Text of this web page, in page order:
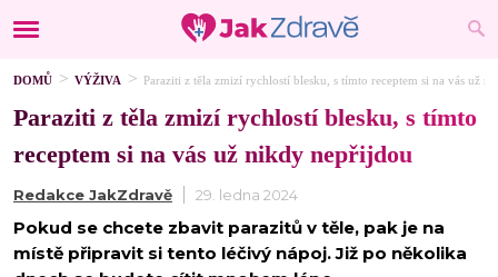
DOMŮ VÝŽIVA Paraziti z těla zmizí rychlostí blesku, s tímto receptem si na vás už
Paraziti z těla zmizí rychlostí blesku, s tímto
receptem si na vás už nikdy nepřijdou
Redakce JakZdravě 29. ledna 2024
Pokud se chcete zbavit parazitů v těle, pak je na
místě připravit si tento léčivý nápoj. Již po několika